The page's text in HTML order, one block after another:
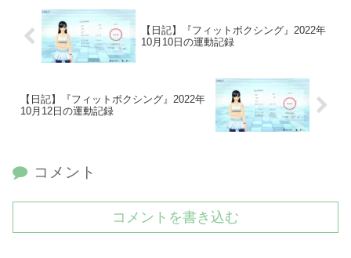
【日記】『フィットボクシング』2022年
10月10日の運動記録
【日記】『フィットボクシング』2022年
10月12日の運動記録
コメント
コメントを書き込む